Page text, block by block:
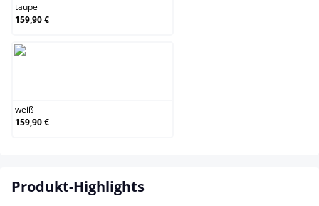
taupe
159,90 €
weiß
159,90 €
Produkt-Highlights